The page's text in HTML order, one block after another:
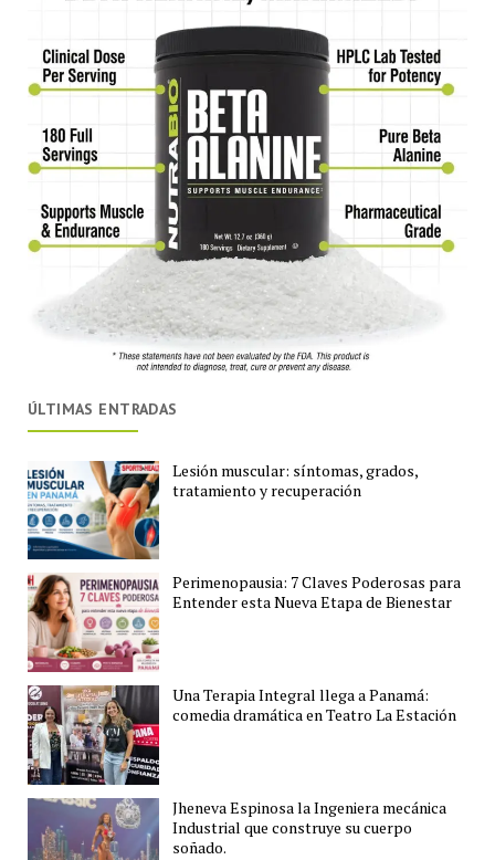
ÚLTIMAS ENTRADAS
Lesión muscular: síntomas, grados,
tratamiento y recuperación
Perimenopausia: 7 Claves Poderosas para
Entender esta Nueva Etapa de Bienestar
Una Terapia Integral llega a Panamá:
comedia dramática en Teatro La Estación
Jheneva Espinosa la Ingeniera mecánica
Industrial que construye su cuerpo
soñado.